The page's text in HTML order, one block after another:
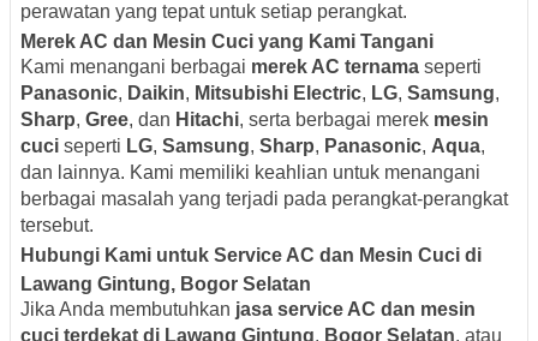
perawatan yang tepat untuk setiap perangkat.
Merek AC dan Mesin Cuci yang Kami Tangani
Kami menangani berbagai merek AC ternama seperti
Panasonic, Daikin, Mitsubishi Electric, LG, Samsung,
Sharp, Gree, dan Hitachi, serta berbagai merek mesin
cuci seperti LG, Samsung, Sharp, Panasonic, Aqua,
dan lainnya. Kami memiliki keahlian untuk menangani
berbagai masalah yang terjadi pada perangkat-perangkat
tersebut.
Hubungi Kami untuk Service AC dan Mesin Cuci di
Lawang Gintung, Bogor Selatan
Jika Anda membutuhkan jasa service AC dan mesin
cuci terdekat di Lawang Gintung, Bogor Selatan, atau